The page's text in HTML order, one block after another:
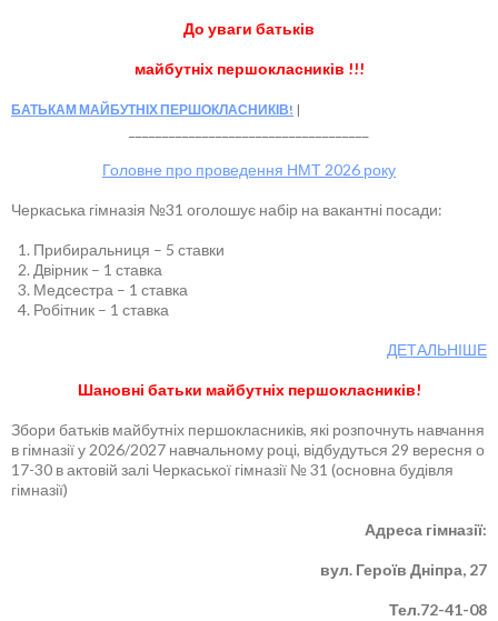
До уваги батьків
майбутніх першокласників !!!
БАТЬКАМ МАЙБУТНІХ ПЕРШОКЛАСНИКІВ!
Головне про проведення НМТ 2026 року
Черкаська гімназія №31 оголошує набір на вакантні посади:
Прибиральниця – 5 ставки
Двірник – 1 ставка
Медсестра – 1 ставка
Робітник – 1 ставка
ДЕТАЛЬНІШЕ
Шановні батьки майбутніх першокласників!
Збори батьків майбутніх першокласників, які розпочнуть навчання
в гімназії у 2026/2027 навчальному році, відбудуться 29 вересня о
17-30 в актовій залі Черкаської гімназії № 31 (основна будівля
гімназії)
Адреса гімназії:
вул. Героїв Дніпра, 27
Тел.72-41-08